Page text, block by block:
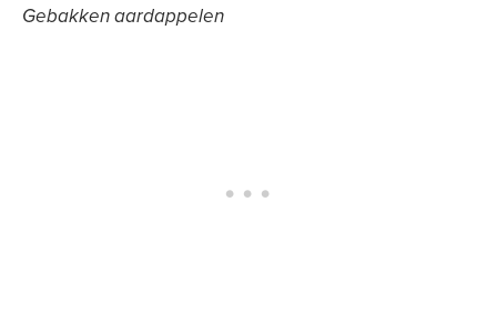
Gebakken aardappelen